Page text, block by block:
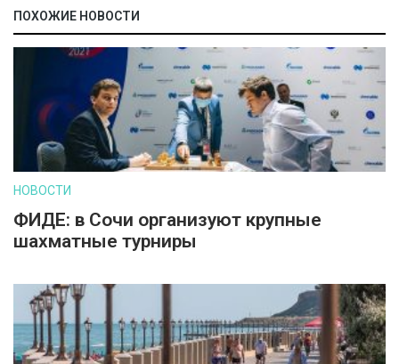
ПОХОЖИЕ НОВОСТИ
НОВОСТИ
ФИДЕ: в Сочи организуют крупные
шахматные турниры